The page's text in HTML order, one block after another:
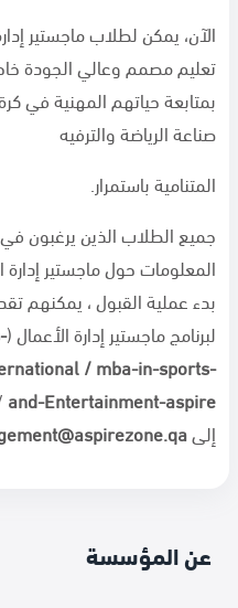
الآن، يمكن لطلاب ماجستير
تعليم مصمم وعالي الجودة
بمتابعة حياتهم المهنية في
صناعة الرياضة والترفيه
المتنامية باستمرار.
جميع الطلاب الذين يرغبون
المعلومات حول ماجستير إدارة
بدء عملية القبول ، يمكنهم
لبرنامج ماجستير إدارة الأعمال (
/ mba-in-sports-
and-Entertainment-aspire
إلى
عن المؤسسة